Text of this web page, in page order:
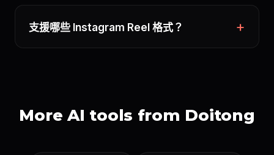
支援哪些 Instagram Reel 格式？
More AI tools from Doitong